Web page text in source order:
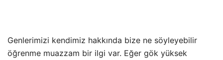
Genlerimizi kendimiz hakkında bize ne söyleyebilir
öğrenme muazzam bir ilgi var. Eğer gök yüksek